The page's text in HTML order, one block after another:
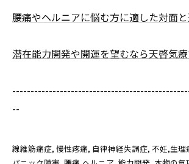
腰痛やヘルニアに悩む方に適した対面
潜在能力開発や開運を望むなら天啓気
--
線維筋痛症 慢性疼痛 自律神経失調症 不妊,生理